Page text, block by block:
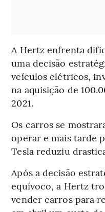
A Hertz enfrenta
uma decisão
veículos elétricos,
na aquisição de
2021.
Os carros se
operar e mais tarde
Tesla reduziu
Após a decisão
equívoco, a Hertz
vender carros para